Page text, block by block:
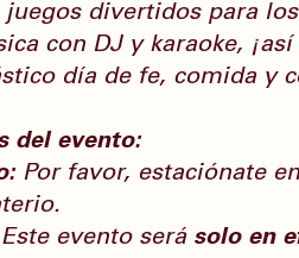
divertidos para
con DJ y karaoke,
día de fe, comida y
del evento:
Por favor, estaciónate
Este evento será solo en